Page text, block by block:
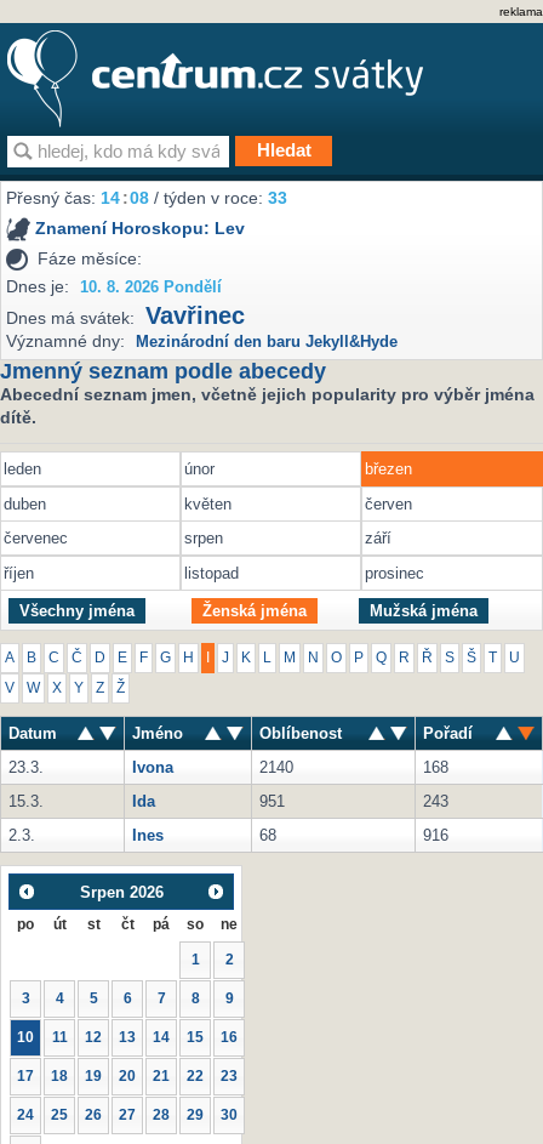
reklama
Přesný čas:14:08 / týden v roce:33
Znamení Horoskopu: Lev
Fáze měsíce:
Dnes je:
10. 8. 2026 Pondělí
Dnes má svátek: Vavřinec
Významné dny: Mezinárodní den baru Jekyll&Hyde
Jmenný seznam podle abecedy
Abecední seznam jmen, včetně jejich popularity pro výběr jména
dítě.
leden únor
březen
duben
květen
červen
červenec
srpen
září
říjen
listopad prosinec
Všechny jména Ženská jména Mužská jména
A B C Č D E F G H J K M N O P Q R Ř S Š U
V W X Y Z Ž
Datum Jméno Oblíbenost
Pořadí
23.3.
Ivona 2140
168
15.3.
Ida 951
243
2.3.
Ines 68 916
Srpen 2026
po út st čt pá so ne
1 2
3 4 5 6 7 8 9
10 11 12 13 14 15 16
17 18 19 20 21 22 23
24 25 26 27 28 29 30